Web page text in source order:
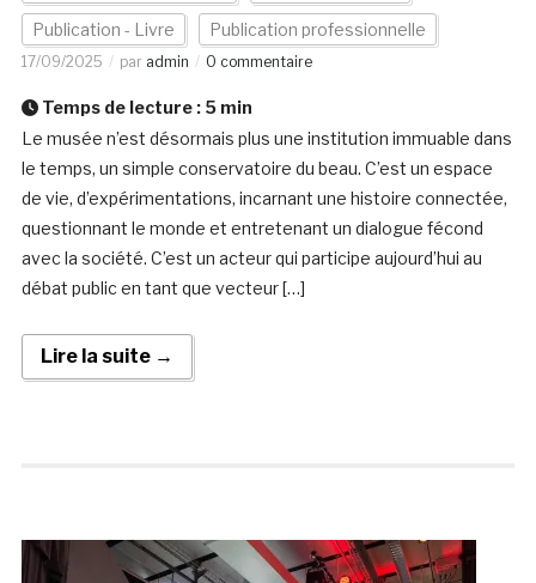
Publication - Livre Publication professionnelle
17/09/2025 par admin 0 commentaire
Temps de lecture : 5 min
Le musée n’est désormais plus une institution immuable dans
le temps, un simple conservatoire du beau. C’est un espace
de vie, d’expérimentations, incarnant une histoire connectée,
questionnant le monde et entretenant un dialogue fécond
avec la société. C’est un acteur qui participe aujourd’hui au
débat public en tant que vecteur […]
Lire la suite →